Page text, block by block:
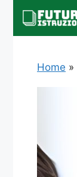
contenuto
Home »